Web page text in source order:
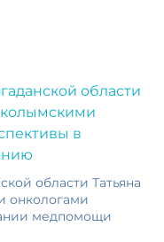
области Татьяна
онкологами
медпомощи